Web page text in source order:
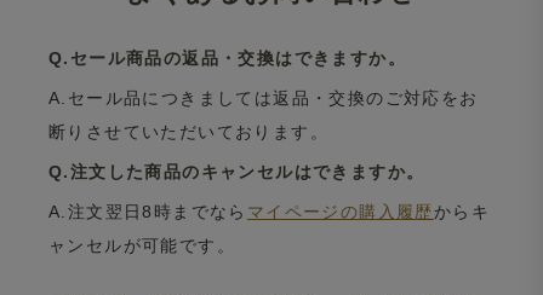
Q.セール商品の返品・交換はできますか。
A.セール品につきましては返品・交換のご対応をお
断りさせていただいております。
Q.注文した商品のキャンセルはできますか。
A.注文翌日8時までなら マイページの購入履歴からキ
ャンセルが可能です。